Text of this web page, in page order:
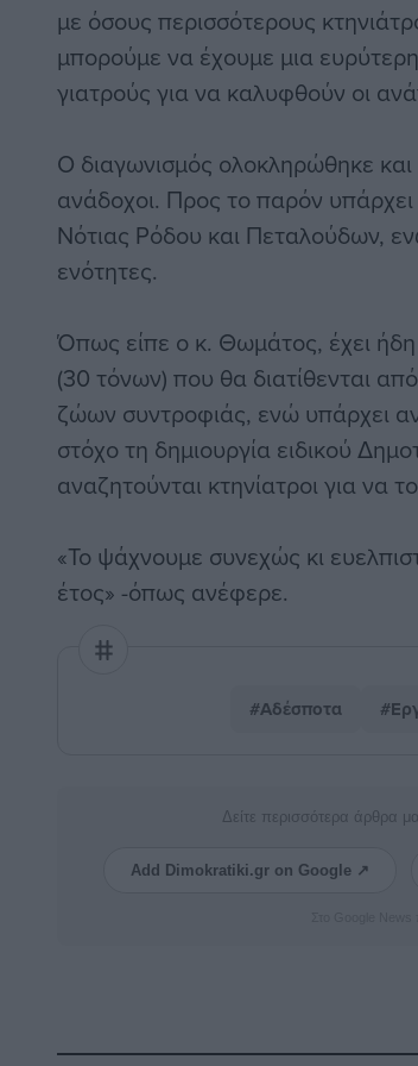
με όσους περισσότερους
μπορούμε να έχουμε μια
γιατρούς για να καλυφθούν οι
Ο διαγωνισμός ολοκληρώθηκε
ανάδοχοι. Προς το παρόν υπάρχει
Νότιας Ρόδου και Πεταλούδων,
ενότητες.
Όπως είπε ο κ. Θωμάτος, έχει
(30 τόνων) που θα διατίθενται
ζώων συντροφιάς, ενώ υπάρχει
στόχο τη δημιουργία ειδικού
αναζητούνται κτηνίατροι για να
«Το ψάχνουμε συνεχώς κι
έτος» -όπως ανέφερε.
#Αδέσποτα
Δείτε περισσότερα άρθρα
Add Dimokratiki.gr on Google ↗